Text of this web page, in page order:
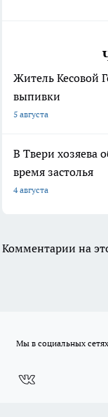
Житель Кесовой
выпивки
5 августа
В Твери хозяева
время застолья
4 августа
Комментарии на
Мы в социальных сетях